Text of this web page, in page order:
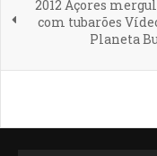
2012 Açores
com tubarões
Planeta